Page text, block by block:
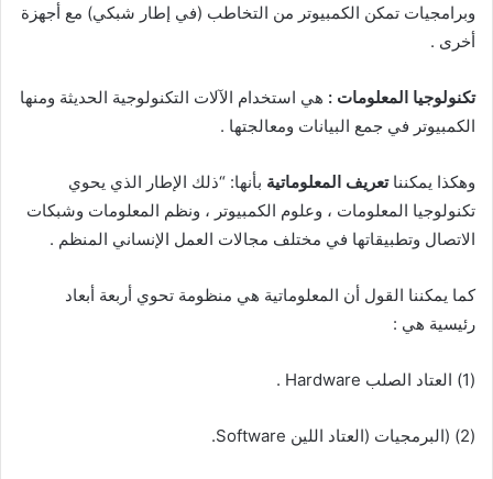
وبرامجيات تمكن الكمبيوتر من التخاطب (في إطار شبكي) مع أجهزة
أخرى .
تكنولوجيا المعلومات : هي استخدام الآلات التكنولوجية الحديثة ومنها
الكمبيوتر في جمع البيانات ومعالجتها .
وهكذا يمكنناتعريف المعلوماتية بأنها: “ذلك الإطار الذي يحوي
تكنولوجيا المعلومات ، وعلوم الكمبيوتر ، ونظم المعلومات وشبكات
الاتصال وتطبيقاتها في مختلف مجالات العمل الإنساني المنظم .
كما يمكننا القول أن المعلوماتية هي منظومة تحوي أربعة أبعاد
رئيسية هي :
(1) العتاد الصلب Hardware .
(2) (البرمجيات (العتاد اللين Software.